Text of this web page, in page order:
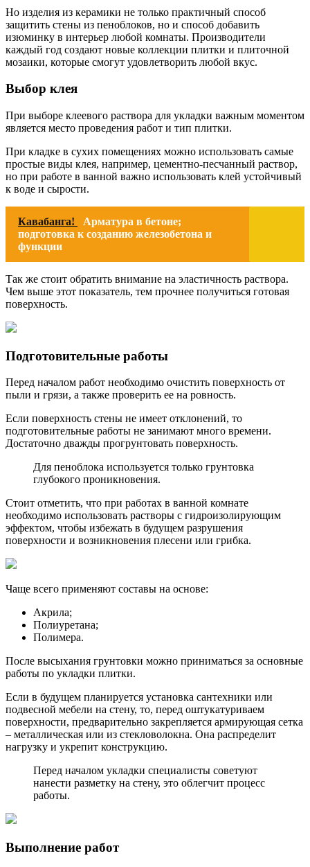
Но изделия из керамики не только практичный способ
защитить стены из пеноблоков, но и способ добавить
изюминку в интерьер любой комнаты. Производители
каждый год создают новые коллекции плитки и плиточной
мозаики, которые смогут удовлетворить любой вкус.
Выбор клея
При выборе клеевого раствора для укладки важным моментом
является место проведения работ и тип плитки.
При кладке в сухих помещениях можно использовать самые
простые виды клея, например, цементно-песчанный раствор,
но при работе в ванной важно использовать клей устойчивый
к воде и сырости.
Кавабанга!
Арматура в бетоне;
подготовка к созданию железобетона и
функции
Так же стоит обратить внимание на эластичность раствора.
Чем выше этот показатель, тем прочнее получиться готовая
поверхность.
Подготовительные работы
Перед началом работ необходимо очистить поверхность от
пыли и грязи, а также проверить ее на ровность.
Если поверхность стены не имеет отклонений, то
подготовительные работы не занимают много времени.
Достаточно дважды прогрунтовать поверхность.
Для пеноблока используется только грунтовка
глубокого проникновения.
Стоит отметить, что при работах в ванной комнате
необходимо использовать растворы с гидроизолирующим
эффектом, чтобы избежать в будущем разрушения
поверхности и возникновения плесени или грибка.
Чаще всего применяют составы на основе:
Акрила;
Полиуретана;
Полимера.
После высыхания грунтовки можно приниматься за основные
работы по укладки плитки.
Если в будущем планируется установка сантехники или
подвесной мебели на стену, то, перед оштукатуриваем
поверхности, предварительно закрепляется армирующая сетка
– металлическая или из стекловолокна. Она распределит
нагрузку и укрепит конструкцию.
Перед началом укладки специалисты советуют
нанести разметку на стену, это облегчит процесс
работы.
Выполнение работ